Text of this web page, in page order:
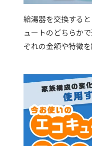
給湯器を交換する
ュートのどちらか
ぞれの金額や特徴